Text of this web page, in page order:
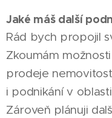
Jaké máš další
Rád bych propojil
Zkoumám
prodeje
i podnikání v
Zároveň plánuji